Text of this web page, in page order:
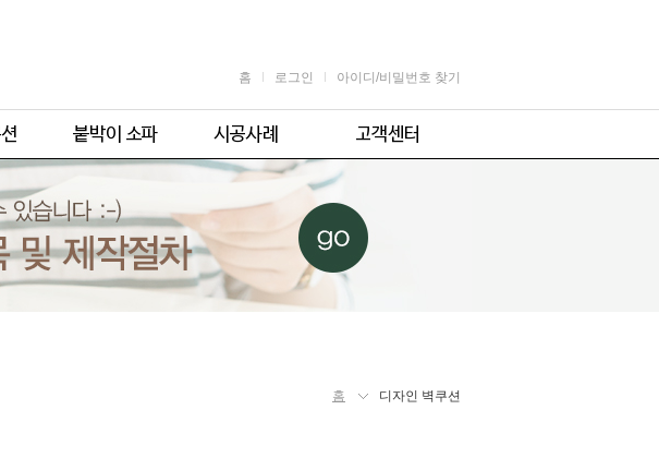
홈 로그인 아이디/비밀번호 찾기
기본형
어린이용
업소용
체육시설용
견적 및 제휴문의
자주 묻는 질문
주의사항
홈 디자인 벽쿠션